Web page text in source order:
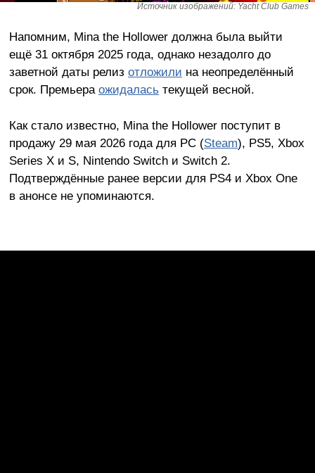
Источник изображений: Yacht Club Games
Напомним, Mina the Hollower должна была выйти
ещё 31 октября 2025 года, однако незадолго до
заветной даты релиз отложили на неопределённый
срок. Премьера ожидалась текущей весной.
Как стало известно, Mina the Hollower поступит в
продажу 29 мая 2026 года для PC (Steam), PS5, Xbox
Series X и S, Nintendo Switch и Switch 2.
Подтверждённые ранее версии для PS4 и Xbox One
в анонсе не упоминаются.